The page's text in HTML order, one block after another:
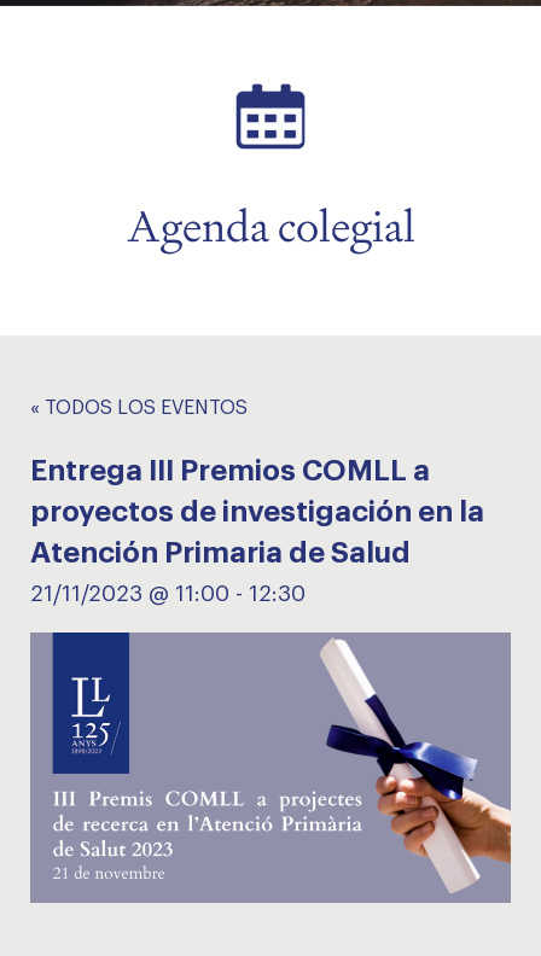
Agenda colegial
« TODOS LOS EVENTOS
Entrega III Premios COMLL a
proyectos de investigación en la
Atención Primaria de Salud
21/11/2023 @ 11:00 - 12:30